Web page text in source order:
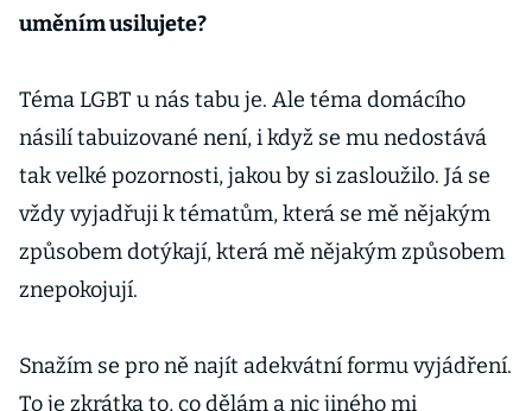
uměním usilujete?
Téma LGBT u nás tabu je. Ale téma domácího
násilí tabuizované není, i když se mu nedostává
tak velké pozornosti, jakou by si zasloužilo. Já se
vždy vyjadřuji k tématům, která se mě nějakým
způsobem dotýkají, která mě nějakým způsobem
znepokojují.
Snažím se pro ně najít adekvátní formu vyjádření.
To je zkrátka to, co dělám a nic jiného mi